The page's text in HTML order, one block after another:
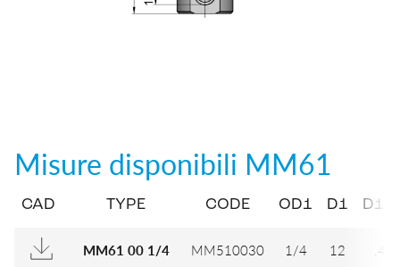
Misure disponibili MM61
CAD TYPE CODE OD1 D1 D1
MM61 00 1/4 MM510030 1/4 12